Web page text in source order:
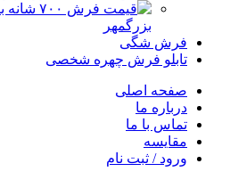
بزرگمهر
فرش شگی
تابلو فرش چهره شخصی
صفحه اصلی
درباره ما
تماس با ما
مقایسه
ورود / ثبت نام